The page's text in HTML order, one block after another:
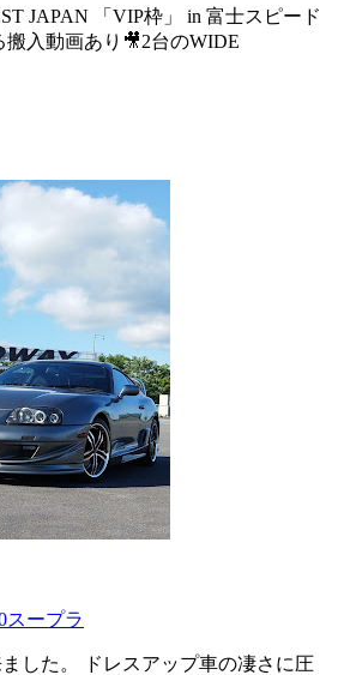
JAPAN 「VIP枠」 in 富士スピード
搬入動画あり🎥2台のWIDE
スープラ
した。 ドレスアップ車の凄さに圧